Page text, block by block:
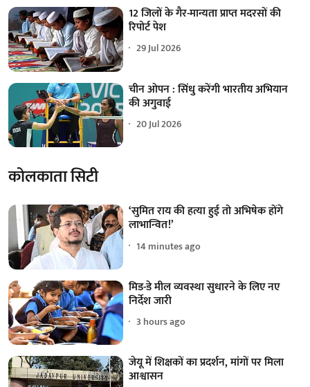
12 जिलों के गैर-मान्यता प्राप्त मदरसों की
रिपोर्ट पेश
29 Jul 2026
चीन ओपन : सिंधु करेंगी भारतीय अभियान
की अगुवाई
20 Jul 2026
कोलकाता सिटी
‘सुमित राय की हत्या हुई तो अभिषेक होंगे
लाभान्वित!’
14 minutes ago
मिड-डे मील व्यवस्था सुधारने के लिए नए
निर्देश जारी
3 hours ago
जेयू में शिक्षकों का प्रदर्शन, मांगों पर मिला
आश्वासन